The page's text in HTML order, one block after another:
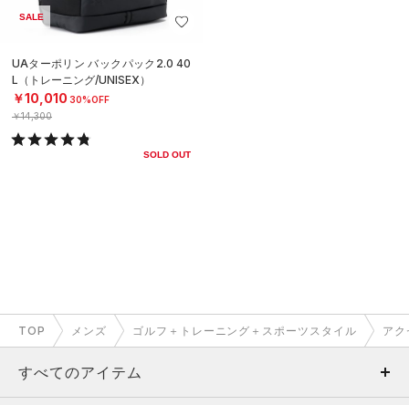
SALE
UAターポリン バックパック2.0 40
L（トレーニング/UNISEX）
￥10,010 30%OFF
￥14,300
SOLD OUT
TOP メンズ ゴルフ＋トレーニング＋スポーツスタイル ア
すべてのアイテム